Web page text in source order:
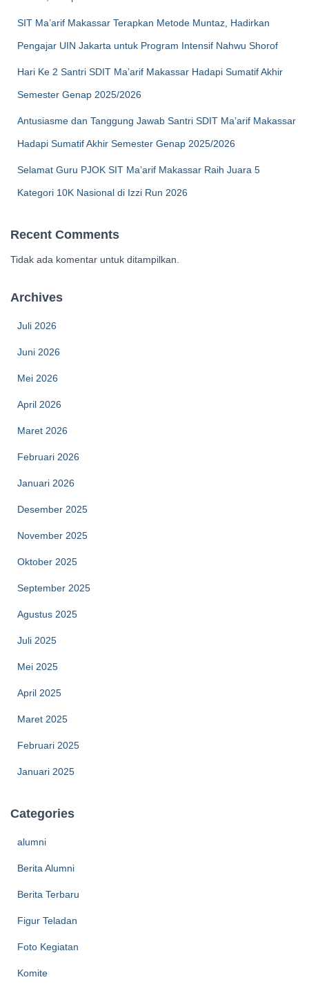
SIT Ma’arif Makassar Terapkan Metode Muntaz, Hadirkan
Pengajar UIN Jakarta untuk Program Intensif Nahwu Shorof
Hari Ke 2 Santri SDIT Ma’arif Makassar Hadapi Sumatif Akhir
Semester Genap 2025/2026
Antusiasme dan Tanggung Jawab Santri SDIT Ma’arif Makassar
Hadapi Sumatif Akhir Semester Genap 2025/2026
Selamat Guru PJOK SIT Ma’arif Makassar Raih Juara 5
Kategori 10K Nasional di Izzi Run 2026
Recent Comments
Tidak ada komentar untuk ditampilkan.
Archives
Juli 2026
Juni 2026
Mei 2026
April 2026
Maret 2026
Februari 2026
Januari 2026
Desember 2025
November 2025
Oktober 2025
September 2025
Agustus 2025
Juli 2025
Mei 2025
April 2025
Maret 2025
Februari 2025
Januari 2025
Categories
alumni
Berita Alumni
Berita Terbaru
Figur Teladan
Foto Kegiatan
Komite